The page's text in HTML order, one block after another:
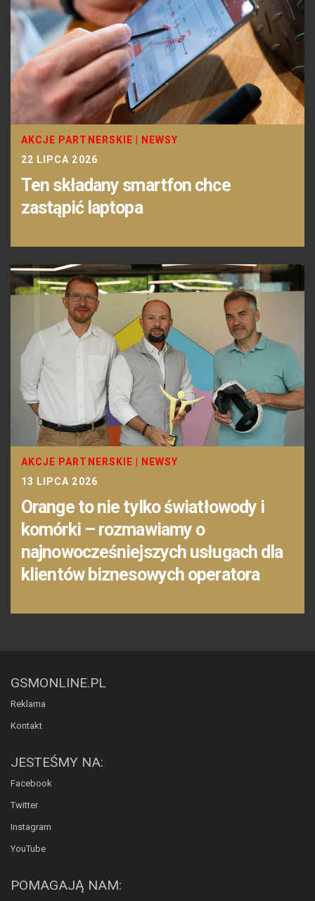
AKCJE PARTNERSKIE
NEWSY
22 LIPCA 2026
Ten składany smartfon chce
zastąpić laptopa
AKCJE PARTNERSKIE
NEWSY
13 LIPCA 2026
Orange to nie tylko światłowody i
komórki – rozmawiamy o
najnowocześniejszych usługach dla
klientów biznesowych operatora
GSMONLINE.PL
Reklama
Kontakt
JESTEŚMY NA:
Facebook
Twitter
Instagram
YouTube
POMAGAJĄ NAM: